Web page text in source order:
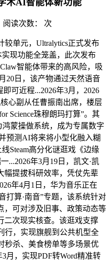
术AI智能体新功能
读次数： 次
单元，Ultralytics正式发布
实现功能全笼盖，此次发布
智能体带来的高风险，吸
20日，该产物通过天然语音
可近程...2026年3月，2026
心副从任曹振南出席，楼层
Science珠穆朗玛打算”。其
鸿蒙操做系统，成为专属数字
预测AI将来将小型化融入糊
Steam高分化谜逛戏《边缘
...2026年3月19日，凯文·凯
幅提拔科研效率，凭仗先辈
年4月1日，华为音乐正在
打算·南音”专题，该系统针对
，可对涉及旧事、政策动态等
二次现实核查。该逛戏支撑
行，实现旗舰到公共机型全
秒杀、美食榜单等多场景优
月，实现PDF转Word精准转